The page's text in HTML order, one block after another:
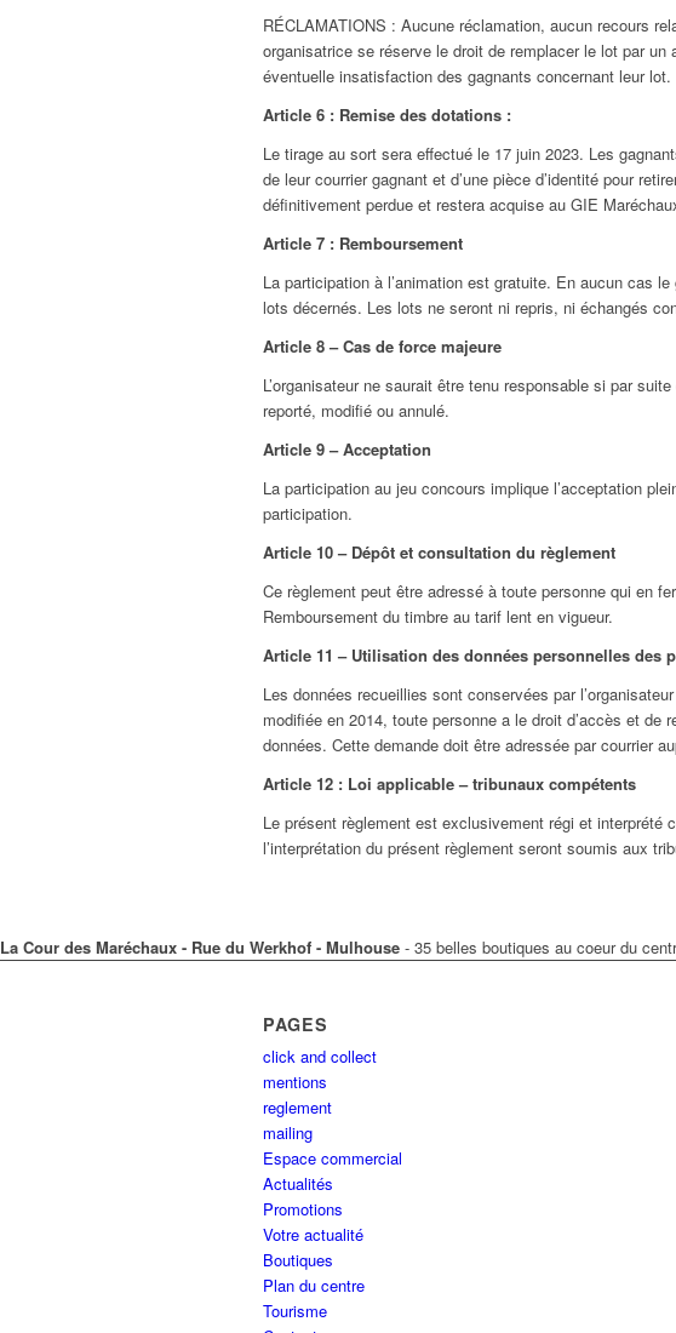
RÉCLAMATIONS : Aucune réclamation, aucun recours
organisatrice se réserve le droit de remplacer le lot par
éventuelle insatisfaction des gagnants concernant leur lot.
Article 6 : Remise des dotations :
Le tirage au sort sera effectué le 17 juin 2023. Les
de leur courrier gagnant et d’une pièce d’identité pour
définitivement perdue et restera acquise au GIE
Article 7 : Remboursement
La participation à l’animation est gratuite. En aucun cas
lots décernés. Les lots ne seront ni repris, ni échangés
Article 8 – Cas de force majeure
L’organisateur ne saurait être tenu responsable si par
reporté, modifié ou annulé.
Article 9 – Acceptation
La participation au jeu concours implique l’acceptation
participation.
Article 10 – Dépôt et consultation du règlement
Ce règlement peut être adressé à toute personne qui en
Remboursement du timbre au tarif lent en vigueur.
Article 11 – Utilisation des données personnelles des
Les données recueillies sont conservées par
modifiée en 2014, toute personne a le droit d’accès et
données. Cette demande doit être adressée par courrier
Article 12 : Loi applicable – tribunaux compétents
Le présent règlement est exclusivement régi et interprété
l’interprétation du présent règlement seront soumis aux
La Cour des Maréchaux - Rue du Werkhof - Mulhouse - 35 belles boutiques au coeur du
PAGES
click and collect
mentions
reglement
mailing
Espace commercial
Actualités
Promotions
Votre actualité
Boutiques
Plan du centre
Tourisme